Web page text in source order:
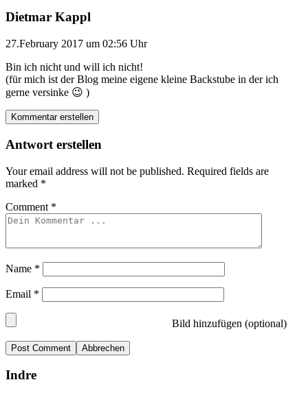
Dietmar Kappl
27.February 2017 um 02:56 Uhr
Bin ich nicht und will ich nicht!
(für mich ist der Blog meine eigene kleine Backstube in der ich
gerne versinke 😉 )
Kommentar erstellen
Antwort erstellen
Your email address will not be published. Required fields are
marked *
Comment *
Name *
Email *
Bild hinzufügen (optional)
Abbrechen
Indre